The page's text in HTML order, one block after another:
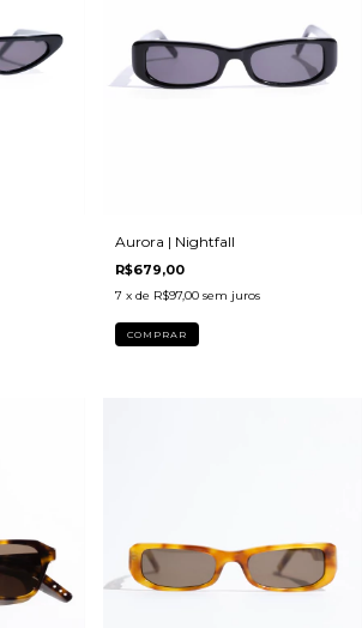
Aurora | Nightfall
R$679,00
7 x de R$97,00 sem juros